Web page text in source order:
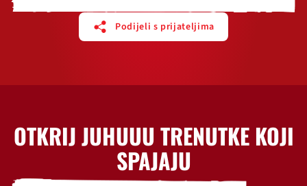
Podijeli s prijateljima
OTKRIJ JUHUUU TRENUTKE KOJI
SPAJAJU